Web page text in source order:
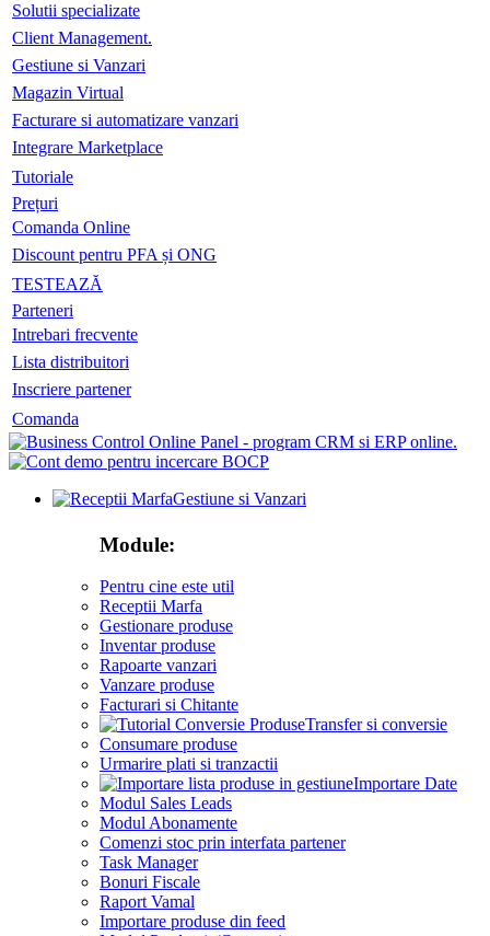
Solutii specializate
Client Management.
Gestiune si Vanzari
Magazin Virtual
Facturare si automatizare vanzari
Integrare Marketplace
Tutoriale
Prețuri
Comanda Online
Discount pentru PFA și ONG
TESTEAZĂ
Parteneri
Intrebari frecvente
Lista distribuitori
Inscriere partener
Comanda
Gestiune si Vanzari
Module:
Pentru cine este util
Receptii Marfa
Gestionare produse
Inventar produse
Rapoarte vanzari
Vanzare produse
Facturari si Chitante
Transfer si conversie
Consumare produse
Urmarire plati si tranzactii
Importare Date
Modul Sales Leads
Modul Abonamente
Comenzi stoc prin interfata partener
Task Manager
Bonuri Fiscale
Raport Vamal
Importare produse din feed